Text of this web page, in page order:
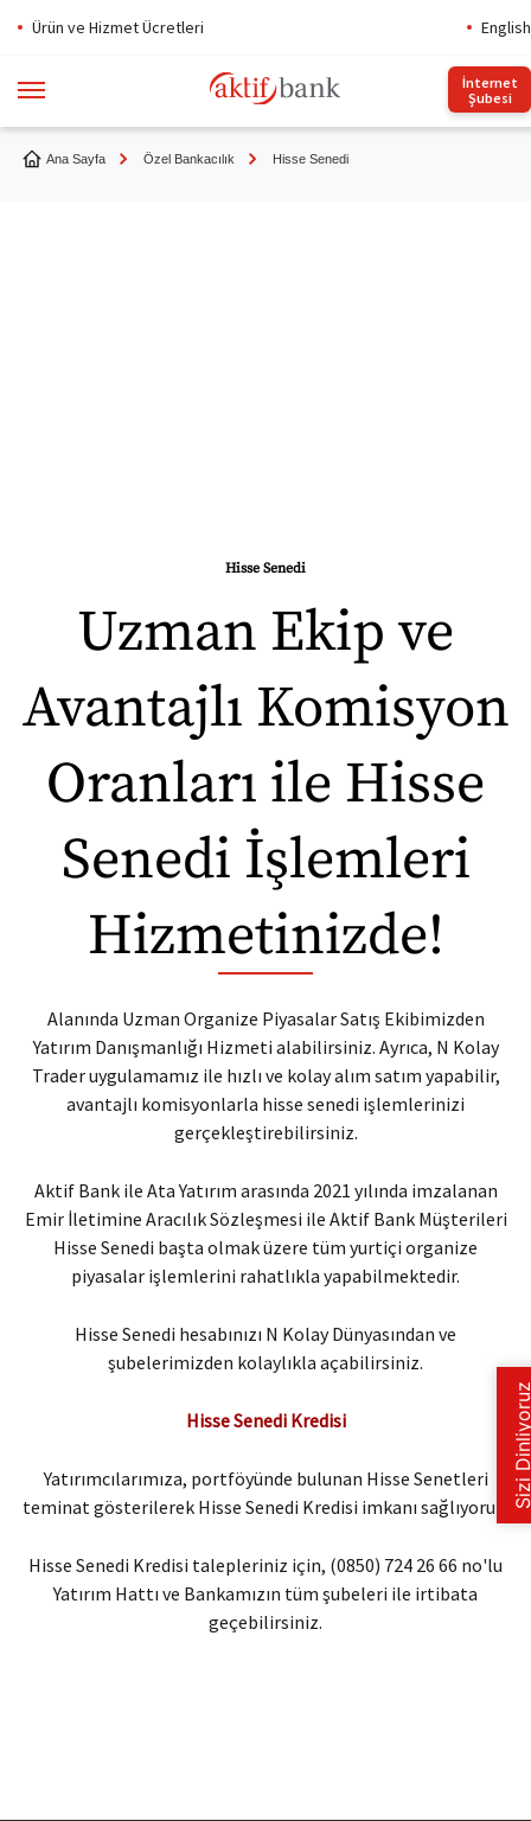
Ürün ve Hizmet Ücretleri English
İnternet
Şubesi
Ana Sayfa Özel Bankacılık Hisse Senedi
Hisse Senedi
Uzman Ekip ve
Avantajlı Komisyon
Oranları ile Hisse
Senedi İşlemleri
Hizmetinizde!
Alanında Uzman Organize Piyasalar Satış Ekibimizden
Yatırım Danışmanlığı Hizmeti alabilirsiniz. Ayrıca, N Kolay
Trader uygulamamız ile hızlı ve kolay alım satım yapabilir,
avantajlı komisyonlarla hisse senedi işlemlerinizi
gerçekleştirebilirsiniz.
Aktif Bank ile Ata Yatırım arasında 2021 yılında imzalanan
Emir İletimine Aracılık Sözleşmesi ile Aktif Bank Müşterileri
Hisse Senedi başta olmak üzere tüm yurtiçi organize
piyasalar işlemlerini rahatlıkla yapabilmektedir.
Hisse Senedi hesabınızı N Kolay Dünyasından ve
şubelerimizden kolaylıkla açabilirsiniz.
Hisse Senedi Kredisi
Yatırımcılarımıza, portföyünde bulunan Hisse Senetleri
teminat gösterilerek Hisse Senedi Kredisi imkanı sağlıyoruz.
Hisse Senedi Kredisi talepleriniz için, (0850) 724 26 66 no'lu
Yatırım Hattı ve Bankamızın tüm şubeleri ile irtibata
geçebilirsiniz.